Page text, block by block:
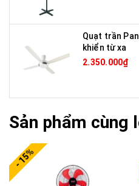
Quạt trần
khiển từ xa
2.350.000₫
Sản phẩm cùng
- 15%